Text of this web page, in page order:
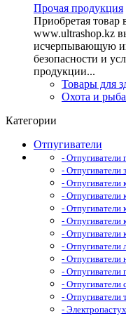
Прочая продукция
Приобретая товар
www.ultrashop.kz
исчерпывающую
безопасности и
продукции...
Товары для
Охота и
Категории
Отпугиватели
- Отпугиватели
- Отпугиватели
- Отпугиватели
- Отпугиватели
- Отпугиватели
- Отпугиватели
- Отпугиватели
-
- Отпугиватели
- Отпугиватели
- Отпугиватели
- Отпугиватели
-